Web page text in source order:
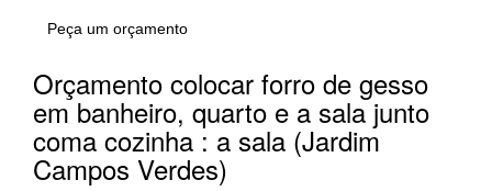
Peça um orçamento
Orçamento colocar forro de gesso
em banheiro, quarto e a sala junto
coma cozinha : a sala (Jardim
Campos Verdes)